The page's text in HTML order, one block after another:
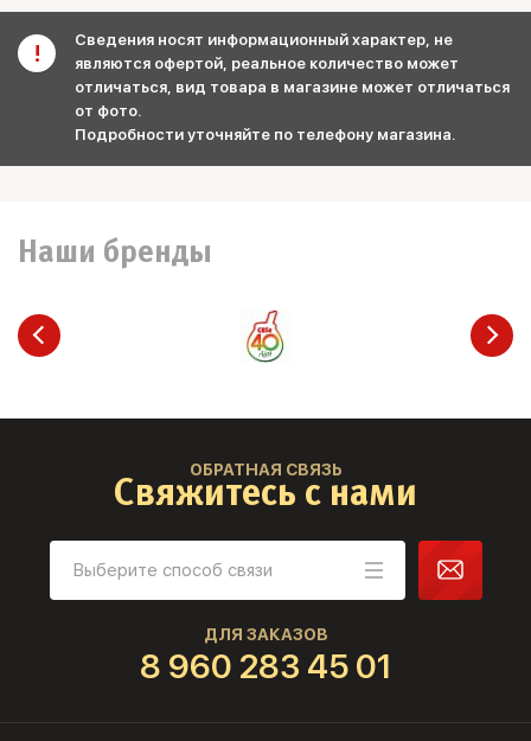
Сведения носят информационный характер, не
являются офертой, реальное количество может
отличаться, вид товара в магазине может отличаться
от фото.
Подробности уточняйте по телефону магазина.
Наши бренды
ОБРАТНАЯ СВЯЗЬ
Свяжитесь с нами
ДЛЯ ЗАКАЗОВ
8 960 283 45 01